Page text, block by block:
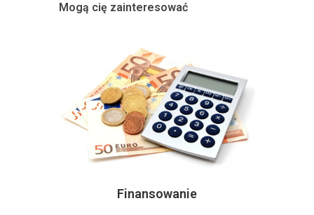
Mogą cię zainteresować
Finansowanie